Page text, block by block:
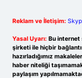
Reklam ve İletişim:
Yasal Uyarı: Bu internet
şirketi ile hiçbir
hazırladığımız
haber niteliği
paylaşım